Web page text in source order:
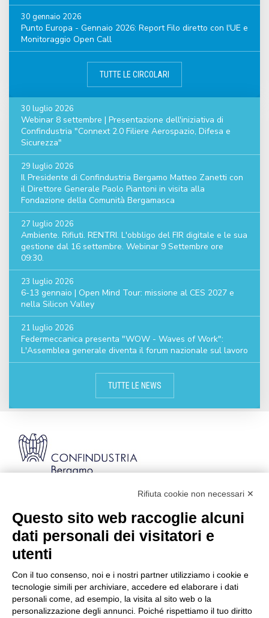
30 gennaio 2026
Punto Europa - Gennaio 2026: Report Filo diretto con l'UE e
Monitoraggio Open Call
TUTTE LE CIRCOLARI
30 luglio 2026
Webinar 8 settembre | Presentazione dell'iniziativa di
Confindustria "Connext 2.0 Filiere Aerospazio, Difesa e
Sicurezza"
29 luglio 2026
Il Presidente di Confindustria Bergamo Matteo Zanetti con
il Direttore Generale Paolo Piantoni in visita alla
Fondazione della Comunità Bergamasca
27 luglio 2026
Ambiente. Rifiuti. RENTRI. L'obbligo del FIR digitale e le sua
gestione dal 16 settembre. Webinar 9 Settembre ore
09:30.
23 luglio 2026
6-13 gennaio | Open Mind Tour: missione al CES 2027 e
nella Silicon Valley
21 luglio 2026
Federmeccanica presenta "WOW - Waves of Work":
L'Assemblea generale diventa il forum nazionale sul lavoro
TUTTE LE NEWS
Codice Fiscale: 80021750163 | PEC:
info@pec.confindustriabergamo.it
CONFINDUSTRIA BERGAMO
Rifiuta cookie non necessari ✕
Questo sito web raccoglie alcuni
dati personali dei visitatori e
utenti
Con il tuo consenso, noi e i nostri partner utilizziamo i cookie e
tecnologie simili per archiviare, accedere ed elaborare i dati
personali come, ad esempio, la visita al sito web o la
personalizzazione degli annunci. Poiché rispettiamo il tuo diritto